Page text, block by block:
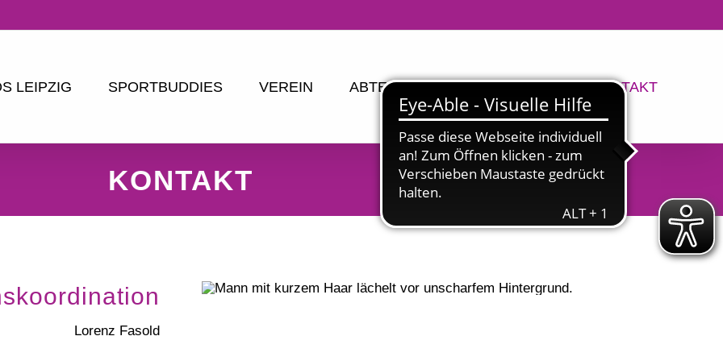
LEIPZIG SPORTBUDDIES VEREIN ABTEILUNGEN TERMINE KONTAKT
KONTAKT
Lorenz Fasold